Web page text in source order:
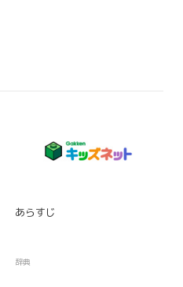
あらすじ
辞典